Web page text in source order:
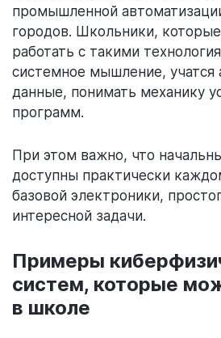
промышленной
городов. Школьники,
работать с такими
системное мышление, учатся
данные, понимать механику
программ.
При этом важно, что
доступны практически
базовой электроники,
интересной задачи.
Примеры
систем, которые
в школе